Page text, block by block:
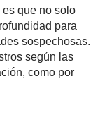
que no solo
para
sospechosas.
según las
como por